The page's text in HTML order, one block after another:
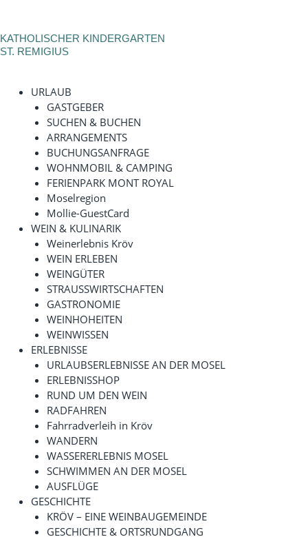
KATHOLISCHER KINDERGARTEN
ST. REMIGIUS
URLAUB
GASTGEBER
SUCHEN & BUCHEN
ARRANGEMENTS
BUCHUNGSANFRAGE
WOHNMOBIL & CAMPING
FERIENPARK MONT ROYAL
Moselregion
Mollie-GuestCard
WEIN & KULINARIK
Weinerlebnis Kröv
WEIN ERLEBEN
WEINGÜTER
STRAUSSWIRTSCHAFTEN
GASTRONOMIE
WEINHOHEITEN
WEINWISSEN
ERLEBNISSE
URLAUBSERLEBNISSE AN DER MOSEL
ERLEBNISSHOP
RUND UM DEN WEIN
RADFAHREN
Fahrradverleih in Kröv
WANDERN
WASSERERLEBNIS MOSEL
SCHWIMMEN AN DER MOSEL
AUSFLÜGE
GESCHICHTE
KRÖV – EINE WEINBAUGEMEINDE
GESCHICHTE & ORTSRUNDGANG